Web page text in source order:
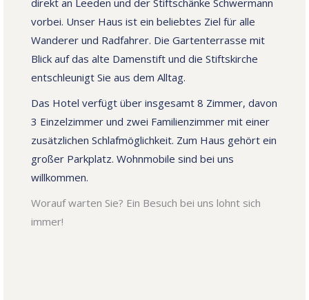
direkt an Leeden und der Stiftschänke Schwermann
vorbei. Unser Haus ist ein beliebtes Ziel für alle
Wanderer und Radfahrer. Die Gartenterrasse mit
Blick auf das alte Damenstift und die Stiftskirche
entschleunigt Sie aus dem Alltag.
Das Hotel verfügt über insgesamt 8 Zimmer, davon
3 Einzelzimmer und zwei Familienzimmer mit einer
zusätzlichen Schlafmöglichkeit. Zum Haus gehört ein
großer Parkplatz. Wohnmobile sind bei uns
willkommen.
Worauf warten Sie? Ein Besuch bei uns lohnt sich
immer!